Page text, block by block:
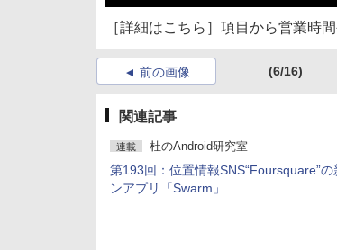
［詳細はこちら］項目から営業時
前の画像 (6/16)
関連記事
連載 杜のAndroid研究室
第193回：位置情報SNS“Foursquare”
ンアプリ「Swarm」